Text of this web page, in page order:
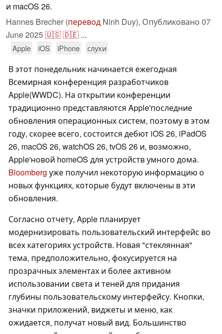
и macOS 26.
Hannes Brecher (перевод Ninh Duy), Опубликовано 07
June 2025🇺🇸🇩🇪 ...
Apple iOS iPhone слухи
В этот понедельник начинается ежегодная
Всемирная конференция разработчиков
Apple(WWDC). На открытии конференции
традиционно представляются Apple'последние
обновления операционных систем, поэтому в этом
году, скорее всего, состоится дебют iOS 26, iPadOS
26, macOS 26, watchOS 26, tvOS 26 и, возможно,
Apple'новой homeOS для устройств умного дома.
Bloomberg уже получил некоторую информацию о
новых функциях, которые будут включены в эти
обновления.
Согласно отчету, Apple планирует
модернизировать пользовательский интерфейс во
всех категориях устройств. Новая "стеклянная"
тема, предположительно, фокусируется на
прозрачных элементах и более активном
использовании света и теней для придания
глубины пользовательскому интерфейсу. Кнопки,
значки приложений, виджеты и меню, как
ожидается, получат новый вид. Большинство